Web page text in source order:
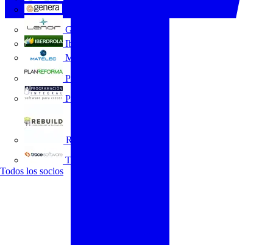
Grupo Lenor
Iberdrola
MATELEC
Plan Reforma
Programación Integral
REBUILD
Trace Software
Todos los socios